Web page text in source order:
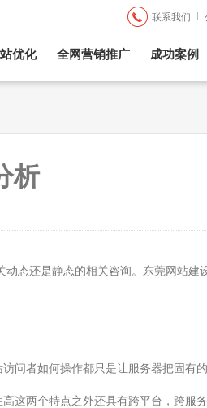
优化 全网营销推广 成功案例
联系我们
析
态还是静态的相关咨询。东莞网站建
问者如何操作都只是让服务器把固有
这两个特点之外还具有跨平台，跨服务